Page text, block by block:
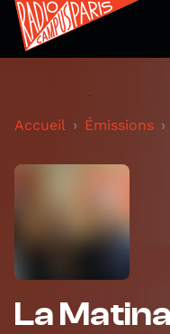
Accueil Émissions
La